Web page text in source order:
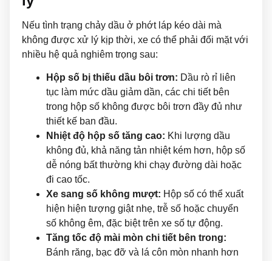
Nếu tình trạng chảy dầu ở phớt láp kéo dài mà
không được xử lý kịp thời, xe có thể phải đối mặt với
nhiều hệ quả nghiêm trọng sau:
Hộp số bị thiếu dầu bôi trơn: Dầu rò rỉ liên
tục làm mức dầu giảm dần, các chi tiết bên
trong hộp số không được bôi trơn đầy đủ như
thiết kế ban đầu.
Nhiệt độ hộp số tăng cao: Khi lượng dầu
không đủ, khả năng tản nhiệt kém hơn, hộp số
dễ nóng bất thường khi chạy đường dài hoặc
đi cao tốc.
Xe sang số không mượt: Hộp số có thể xuất
hiện hiện tượng giật nhẹ, trễ số hoặc chuyển
số không êm, đặc biệt trên xe số tự động.
Tăng tốc độ mài mòn chi tiết bên trong:
Bánh răng, bạc đỡ và lá côn mòn nhanh hơn